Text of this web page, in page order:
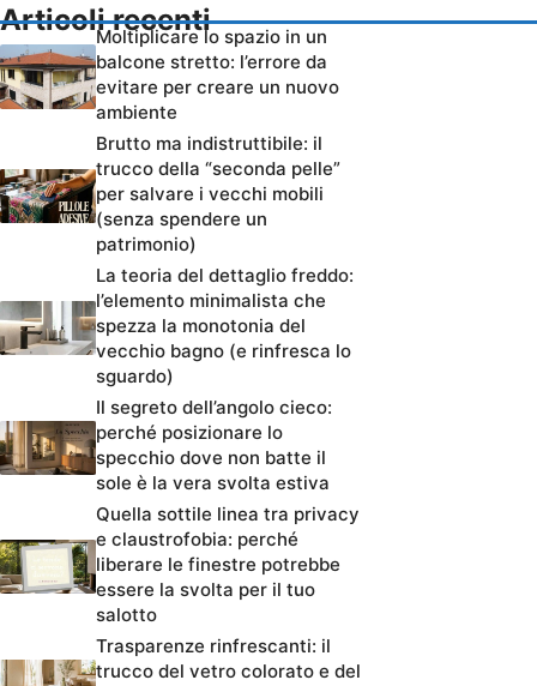
Articoli recenti
Moltiplicare lo spazio in un
balcone stretto: l’errore da
evitare per creare un nuovo
ambiente
Brutto ma indistruttibile: il
trucco della “seconda pelle”
per salvare i vecchi mobili
(senza spendere un
patrimonio)
La teoria del dettaglio freddo:
l’elemento minimalista che
spezza la monotonia del
vecchio bagno (e rinfresca lo
sguardo)
Il segreto dell’angolo cieco:
perché posizionare lo
specchio dove non batte il
sole è la vera svolta estiva
Quella sottile linea tra privacy
e claustrofobia: perché
liberare le finestre potrebbe
essere la svolta per il tuo
salotto
Trasparenze rinfrescanti: il
trucco del vetro colorato e del